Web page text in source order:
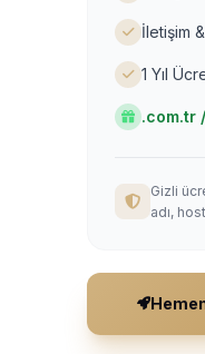
İletişim
1 Yıl
.com.tr
Gizli
adı,